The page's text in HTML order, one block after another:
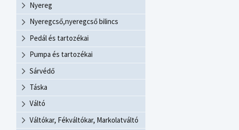
Nyereg
Nyeregcső,nyeregcső bilincs
Pedál és tartozékai
Pumpa és tartozékai
Sárvédő
Táska
Váltó
Váltókar, Fékváltókar, Markolatváltó